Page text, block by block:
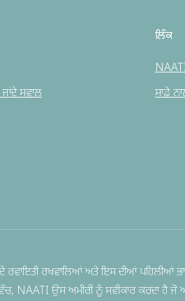
ਸਵਾਲ
ਲਿੰਕ
ਸਾਡੇ
ਰਖਵਾਲਿਆਂ ਅਤੇ ਇਸ ਦੀਆਂ ਪਹਿਲੀਆਂ
NAATI ਉਸ ਅਮੀਰੀ ਨੂੰ ਸਵੀਕਾਰ ਕਰਦਾ ਹੈ ਜੋ